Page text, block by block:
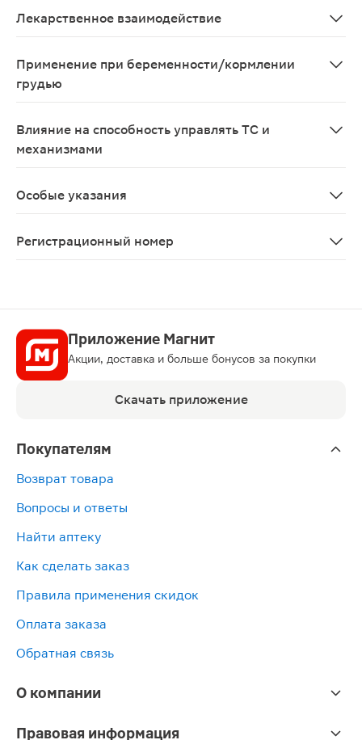
Лекарственное взаимодействие
Применение при беременности/кормлении
грудью
Влияние на способность управлять ТС и
механизмами
Особые указания
Регистрационный номер
Приложение Магнит
Акции, доставка и больше бонусов за покупки
Скачать приложение
Покупателям
Возврат товара
Вопросы и ответы
Найти аптеку
Как сделать заказ
Правила применения скидок
Оплата заказа
Обратная связь
О компании
Правовая информация